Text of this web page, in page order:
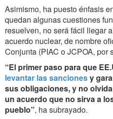
Asimismo, ha puesto énfasis
quedan algunas cuestiones
resuelven, no será fácil llegar
acuerdo nuclear, de nombre
Conjunta (PIAC o JCPOA, por
“El primer paso para que
levantar las sancionesy
sus obligaciones, y no
un acuerdo que no sirva a
pueblo”, ha subrayado.